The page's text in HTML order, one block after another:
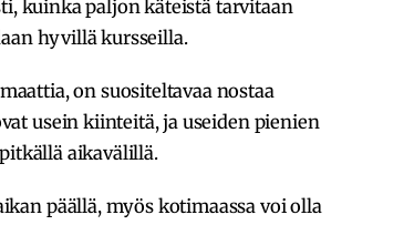
kuinka paljon käteistä tarvitaan
hyvillä kursseilla.
on suositeltavaa nostaa
usein kiinteitä, ja useiden pienien
aikavälillä.
päällä, myös kotimaassa voi olla